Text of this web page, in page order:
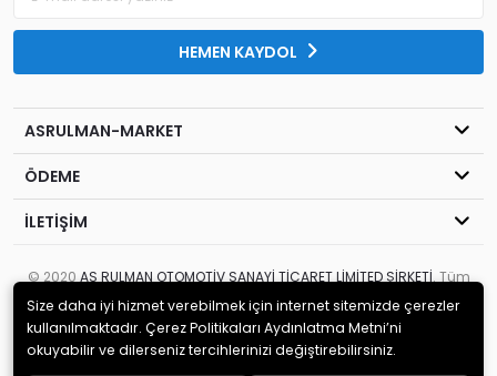
HEMEN KAYDOL
ASRULMAN-MARKET
ÖDEME
İLETİŞİM
© 2020 AS RULMAN OTOMOTİV SANAYİ TİCARET LİMİTED ŞİRKETİ
. Tüm
Size daha iyi hizmet verebilmek için internet sitemizde çerezler
kullanılmaktadır. Çerez Politikaları Aydınlatma Metni’ni
okuyabilir ve dilerseniz tercihlerinizi değiştirebilirsiniz.